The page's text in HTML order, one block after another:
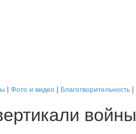
| Фото и видео | Благотворительность |
войны